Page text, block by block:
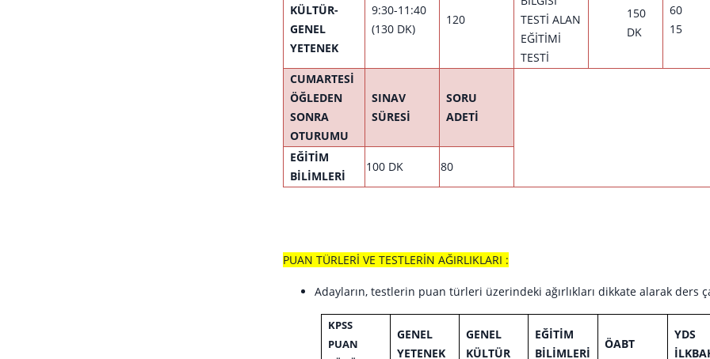
KÜLTÜR-
GENEL
YETENEK
9:30-11:40
(130 DK)
120
TESTİ ALAN
EĞİTİMİ
TESTİ
150
DK
60
15
CUMARTESİ
ÖĞLEDEN
SONRA
OTURUMU
SINAV
SÜRESİ
SORU
ADETİ
EĞİTİM
BİLİMLERİ
100 DK 80
PUAN TÜRLERİ VE TESTLERİN AĞIRLIKLARI :
Adayların, testlerin puan türleri üzerindeki ağırlıkları dikkate alarak ders
KPSS
PUAN
GENEL
YETENEK
GENEL
KÜLTÜR
EĞİTİM
BİLİMLERİ
ÖABT
YDS